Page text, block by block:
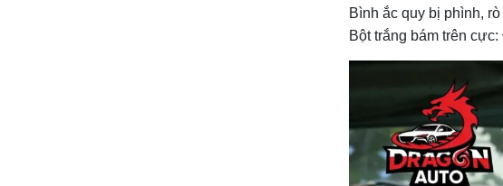
Bình ắc quy bị phình,
Bột trắng bám trên